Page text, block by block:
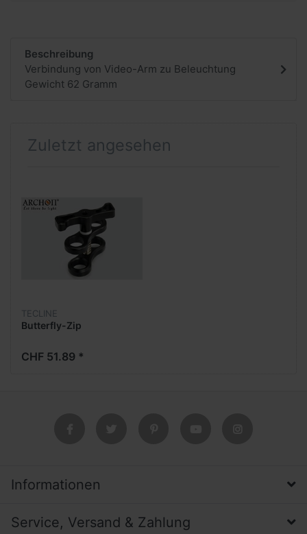
Beschreibung
Verbindung von Video-Arm zu Beleuchtung
Gewicht 62 Gramm
Zuletzt angesehen
TECLINE
Butterfly-Zip
CHF 51.89 *
Informationen
Service, Versand & Zahlung